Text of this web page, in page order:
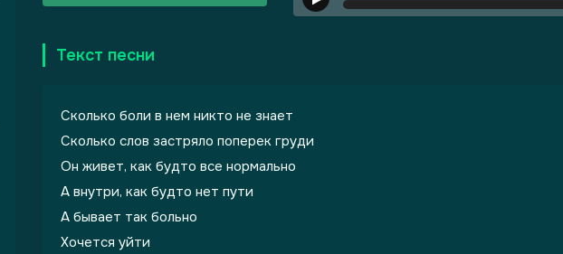
Город ГреховТекст песни
Сколько боли в нем никто не знает
Сколько слов застряло поперек груди
Он живет, как будто все нормально
А внутри, как будто нет пути
А бывает так больно
Хочется уйти